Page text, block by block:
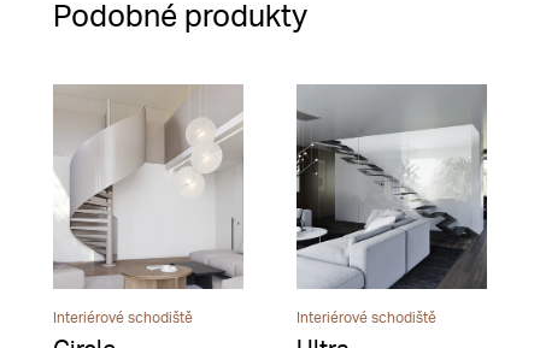
Podobné produkty
Interiérové schodiště Interiérové schodiště